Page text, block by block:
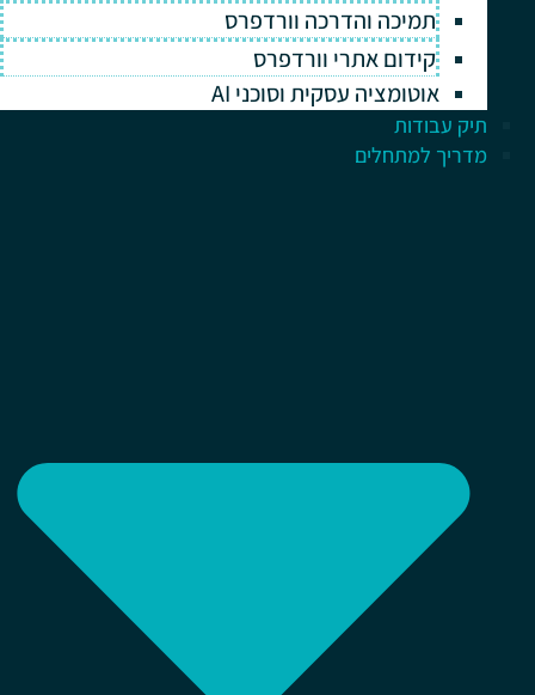
תמיכה והדרכה וורדפרס
קידום אתרי וורדפרס
אוטומציה עסקית וסוכני AI
תיק עבודות
מדריך למתחלים